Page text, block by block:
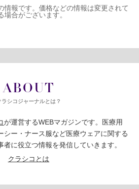
報です。価格などの情報は変更されて
場合がございます。
ABOUT
ラシコジャーナルとは？
が運営するWEBマガジンです。医療用
シー・ナース服など医療ウェアに関する
に役立つ情報を発信していきます。
クラシコとは